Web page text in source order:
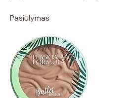
Pasiūlymas